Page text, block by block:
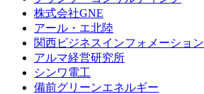
株式会社GNE
アール・エ北陸
関西ビジネスインフォメーション
アルマ経営研究所
シンワ電工
備前グリーンエネルギー